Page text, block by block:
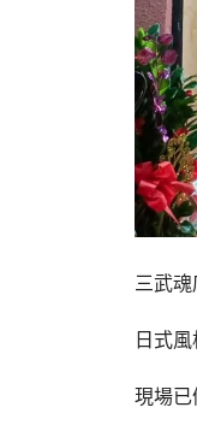
三武
日式
現場已